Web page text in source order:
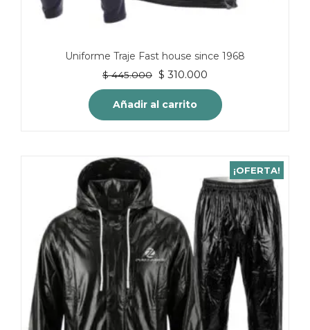
Uniforme Traje Fast house since 1968
$445.000 El
precio
original
era:
$ 310.000
precio
actual
es:
Añadir al carrito
¡OFERTA!